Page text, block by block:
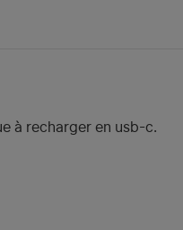
à recharger en usb-c.